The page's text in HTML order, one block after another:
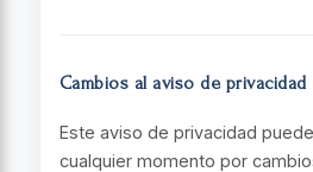
Cambios al aviso de privacidad
Este aviso de privacidad
cualquier momento por